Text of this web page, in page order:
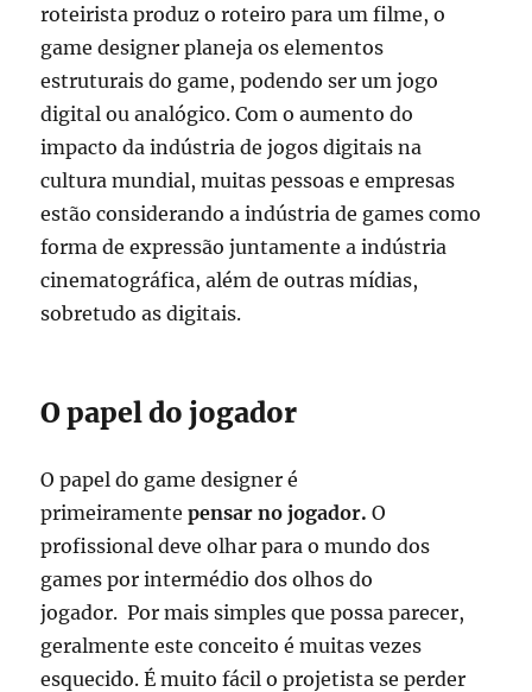
roteirista produz o roteiro para um filme, o
game designer planeja os elementos
estruturais do game, podendo ser um jogo
digital ou analógico. Com o aumento do
impacto da indústria de jogos digitais na
cultura mundial, muitas pessoas e empresas
estão considerando a indústria de games como
forma de expressão juntamente a indústria
cinematográfica, além de outras mídias,
sobretudo as digitais.
O papel do jogador
O papel do game designer é
primeiramentepensar no jogador.O
profissional deve olhar para o mundo dos
games por intermédio dos olhos do
jogador. Por mais simples que possa parecer,
geralmente este conceito é muitas vezes
esquecido. É muito fácil o projetista se perder